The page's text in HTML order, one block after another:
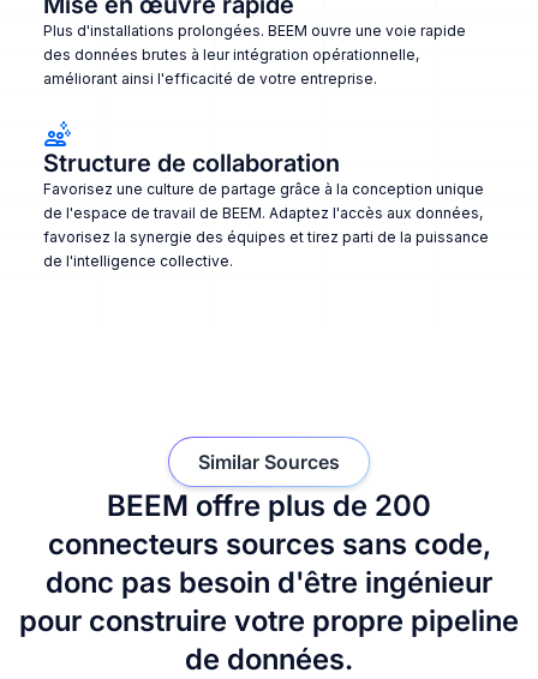
Plus d'installations prolongées. BEEM ouvre une voie rapide
des données brutes à leur intégration opérationnelle,
améliorant ainsi l'efficacité de votre entreprise.
Structure de collaboration
Favorisez une culture de partage grâce à la conception unique
de l'espace de travail de BEEM. Adaptez l'accès aux données,
favorisez la synergie des équipes et tirez parti de la puissance
de l'intelligence collective.
BEEM offre plus de 200
connecteurs sources sans code,
donc pas besoin d'être ingénieur
pour construire votre propre pipeline
de données.
Similar Sources